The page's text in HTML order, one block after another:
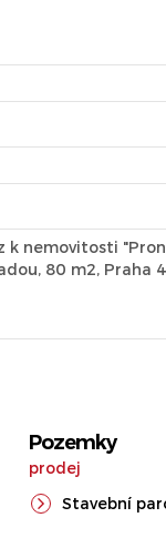
Pozemky
prodej
Stavební